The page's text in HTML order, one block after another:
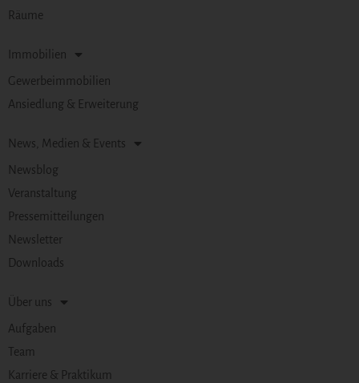
Räume
Immobilien
Gewerbeimmobilien
Ansiedlung & Erweiterung
News, Medien & Events
Newsblog
Veranstaltung
Pressemitteilungen
Newsletter
Downloads
Über uns
Aufgaben
Team
Karriere & Praktikum